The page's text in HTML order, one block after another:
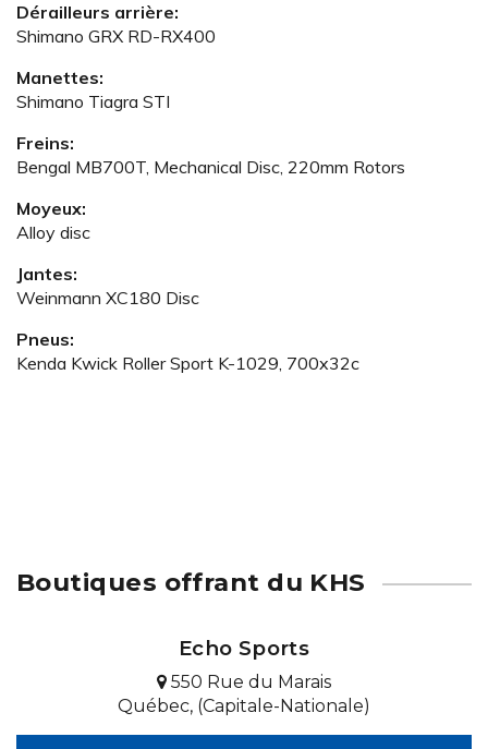
Dérailleurs arrière:
Shimano GRX RD-RX400
Manettes:
Shimano Tiagra STI
Freins:
Bengal MB700T, Mechanical Disc, 220mm Rotors
Moyeux:
Alloy disc
Jantes:
Weinmann XC180 Disc
Pneus:
Kenda Kwick Roller Sport K-1029, 700x32c
Boutiques offrant du KHS
Echo Sports
550 Rue du Marais
Québec, (Capitale-Nationale)